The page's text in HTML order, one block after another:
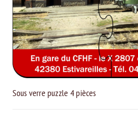
Sous verre puzzle 4 pièces